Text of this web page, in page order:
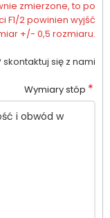
zmierzone, to po
F1/2 powinien wyjść
+/- 0,5 rozmiaru.
się z nami
Wymiary stóp *